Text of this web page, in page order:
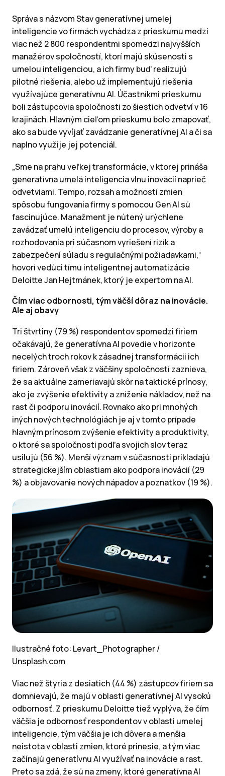
Správa s názvom Stav generatívnej umelej
inteligencie vo firmách vychádza z prieskumu medzi
viac než 2 800 respondentmi spomedzi najvyšších
manažérov spoločností, ktorí majú skúsenosti s
umelou inteligenciou, a ich firmy buď realizujú
pilotné riešenia, alebo už implementujú riešenia
využívajúce generatívnu AI. Účastníkmi prieskumu
boli zástupcovia spoločnosti zo šiestich odvetví v 16
krajinách. Hlavným cieľom prieskumu bolo zmapovať,
ako sa bude vyvíjať zavádzanie generatívnej AI a či sa
naplno využije jej potenciál.
„Sme na prahu veľkej transformácie, v ktorej prináša
generatívna umelá inteligencia vlnu inovácií naprieč
odvetviami. Tempo, rozsah a možnosti zmien
spôsobu fungovania firmy s pomocou Gen AI sú
fascinujúce. Manažment je nútený urýchlene
zavádzať umelú inteligenciu do procesov, výroby a
rozhodovania pri súčasnom vyriešení rizík a
zabezpečení súladu s regulačnými požiadavkami,“
hovorí vedúci tímu inteligentnej automatizácie
Deloitte Jan Hejtmánek, ktorý je expertom na AI.
Čím viac odbornosti, tým väčší dôraz na inovácie.
Ale aj obavy
Tri štvrtiny (79 %) respondentov spomedzi firiem
očakávajú, že generatívna AI povedie v horizonte
necelých troch rokov k zásadnej transformácii ich
firiem. Zároveň však z väčšiny spoločností zaznieva,
že sa aktuálne zameriavajú skôr na taktické prínosy,
ako je zvýšenie efektivity a zníženie nákladov, než na
rast či podporu inovácií. Rovnako ako pri mnohých
iných nových technológiách je aj v tomto prípade
hlavným prínosom zvýšenie efektivity a produktivity,
o ktoré sa spoločnosti podľa svojich slov teraz
usilujú (56 %). Menší význam v súčasnosti prikladajú
strategickejším oblastiam ako podpora inovácií (29
%) a objavovanie nových nápadov a poznatkov (19 %).
Ilustračné foto: Levart_Photographer /
Unsplash.com
Viac než štyria z desiatich (44 %) zástupcov firiem sa
domnievajú, že majú v oblasti generatívnej AI vysokú
odbornosť. Z prieskumu Deloitte tiež vyplýva, že čím
väčšia je odbornosť respondentov v oblasti umelej
inteligencie, tým väčšia je ich dôvera a menšia
neistota v oblasti zmien, ktoré prinesie, a tým viac
začínajú generatívnu AI využívať na inovácie a rast.
Preto sa zdá, že sú na zmeny, ktoré generatívna AI